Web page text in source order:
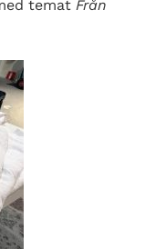
temat Från